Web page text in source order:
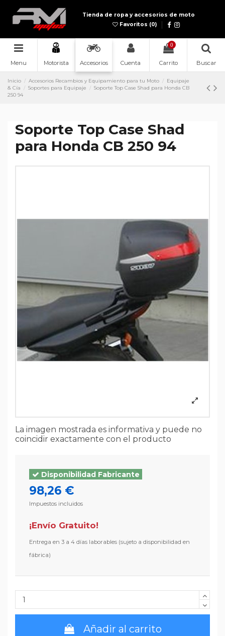
Tienda de ropa y accesorios de moto
Favoritos (0)
Menu Motorista Accesorios Cuenta
0
Carrito Buscar
Inicio Accesorios Recambios y Equipamiento para tu Moto
Equipaje
& Cía
Soportes para Equipaje
Soporte Top Case Shad para Honda CB
250 94
Soporte Top Case Shad
para Honda CB 250 94
La imagen mostrada es informativa y puede no
coincidir exactamente con el producto
Disponibilidad Fabricante
98,26 €
Impuestos incluidos
¡Envío Gratuito!
3 a 4 días laborables (sujeto a disponibilidad en
fábrica)
Añadir al carrito